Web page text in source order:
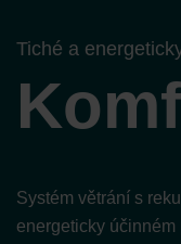
Tiché a
Systém větrání s
energeticky